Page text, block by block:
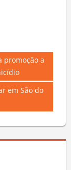
promoção a
em São do